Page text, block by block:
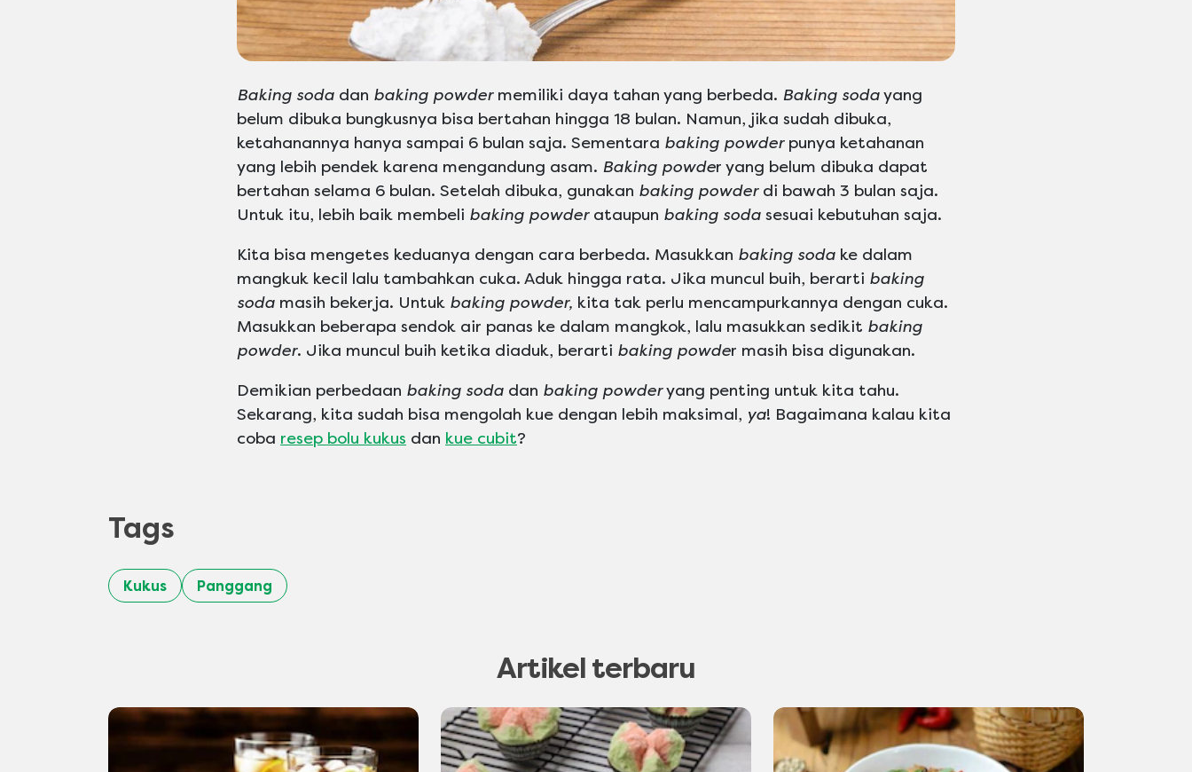
Baking soda dan baking powdermemiliki daya tahan yang berbeda. Baking sodayang
belum dibuka bungkusnya bisa bertahan hingga 18 bulan. Namun, jika sudah dibuka,
ketahanannya hanya sampai 6 bulan saja. Sementara baking powderpunya ketahanan
yang lebih pendek karena mengandung asam. Baking powder yang belum dibuka dapat
bertahan selama 6 bulan. Setelah dibuka, gunakan baking powderdi bawah 3 bulan saja.
Untuk itu, lebih baik membeli baking powderataupun baking soda sesuai kebutuhan saja.
Kita bisa mengetes keduanya dengan cara berbeda. Masukkan baking soda ke dalam
mangkuk kecil lalu tambahkan cuka. Aduk hingga rata. Jika muncul buih, berarti baking
soda masih bekerja. Untuk baking powder, kita tak perlu mencampurkannya dengan cuka.
Masukkan beberapa sendok air panas ke dalam mangkok, lalu masukkan sedikit baking
powder. Jika muncul buih ketika diaduk, berarti baking powder masih bisa digunakan.
Demikian perbedaan baking soda dan baking powderyang penting untuk kita tahu.
Sekarang, kita sudah bisa mengolah kue dengan lebih maksimal, ya! Bagaimana kalau kita
coba resep bolu kukus dan kue cubit?
Tags
Kukus Panggang
Artikel terbaru